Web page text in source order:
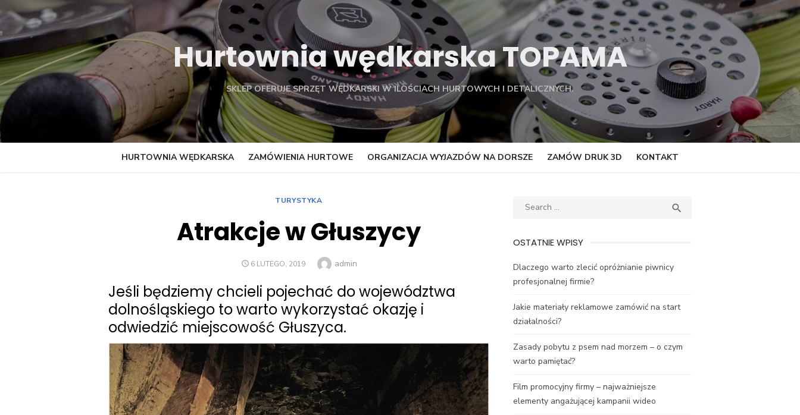
Skip
to
content
Hurtownia wędkarska TOPAMA
SKLEP OFERUJE SPRZĘT WĘDKARSKI W ILOŚCIACH HURTOWYCH I DETALICZNYCH.
HURTOWNIA WĘDKARSKA ZAMÓWIENIA HURTOWE ORGANIZACJA WYJAZDÓW NA DORSZE ZAMÓW DRUK 3D KONTAKT
TURYSTYKA
Atrakcje w Głuszycy
POSTED
6 LUTEGO, 2019 Author
admin
Jeśli będziemy chcieli pojechać do województwa
dolnośląskiego to warto wykorzystać okazję i
odwiedzić miejscowość Głuszyca.
Search

OSTATNIE WPISY
Dlaczego warto zlecić opróżnianie piwnicy
profesjonalnej firmie?
Jakie materiały reklamowe zamówić na start
działalności?
Zasady pobytu z psem nad morzem – o czym
warto pamiętać?
Film promocyjny firmy – najważniejsze
elementy angażującej kampanii wideo